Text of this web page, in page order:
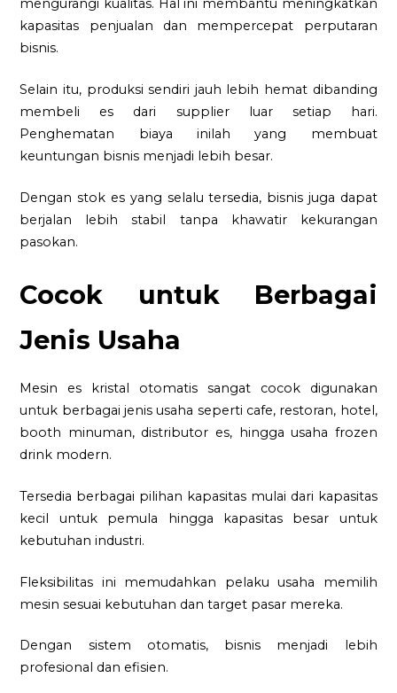
mengurangi kualitas. Hal ini membantu meningkatkan
kapasitas penjualan dan mempercepat perputaran
bisnis.
Selain itu, produksi sendiri jauh lebih hemat dibanding
membeli es dari supplier luar setiap hari.
Penghematan biaya inilah yang membuat
keuntungan bisnis menjadi lebih besar.
Dengan stok es yang selalu tersedia, bisnis juga dapat
berjalan lebih stabil tanpa khawatir kekurangan
pasokan.
Cocok untuk Berbagai
Jenis Usaha
Mesin es kristal otomatis sangat cocok digunakan
untuk berbagai jenis usaha seperti cafe, restoran, hotel,
booth minuman, distributor es, hingga usaha frozen
drink modern.
Tersedia berbagai pilihan kapasitas mulai dari kapasitas
kecil untuk pemula hingga kapasitas besar untuk
kebutuhan industri.
Fleksibilitas ini memudahkan pelaku usaha memilih
mesin sesuai kebutuhan dan target pasar mereka.
Dengan sistem otomatis, bisnis menjadi lebih
profesional dan efisien.